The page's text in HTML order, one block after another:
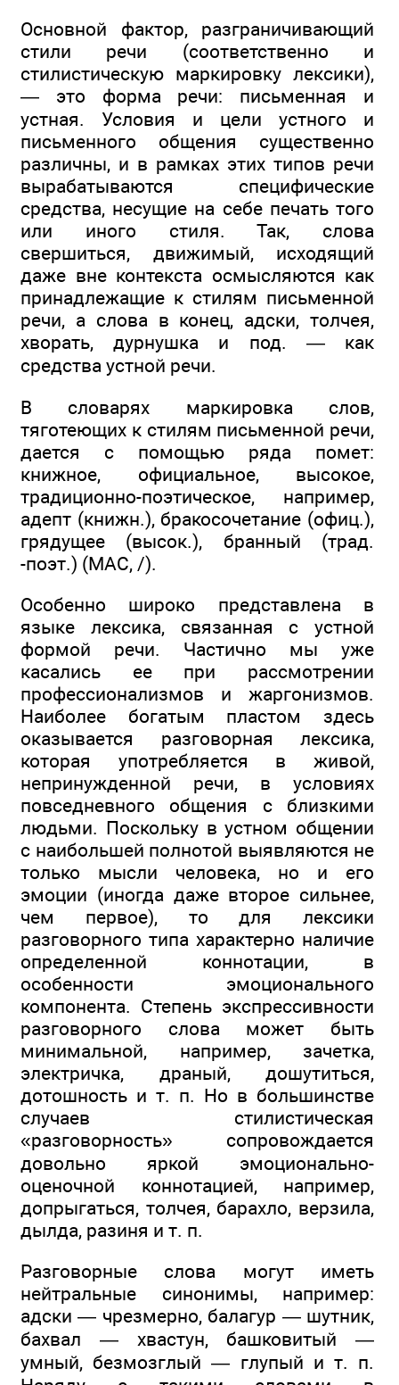
Основной фактор, разграничивающий
стили речи (соответственно и
стилистическую маркировку лексики),
— это форма речи: письменная и
устная. Условия и цели устного и
письменного общения существенно
различны, и в рамках этих типов речи
вырабатываются специфические
средства, несущие на себе печать того
или иного стиля. Так, слова
свершиться, движимый, исходящий
даже вне контекста осмысляются как
принадлежащие к стилям письменной
речи, а слова в конец, адски, толчея,
хворать, дурнушка и под. — как
средства устной речи.
В словарях маркировка слов,
тяготеющих к стилям письменной речи,
дается с помощью ряда помет:
книжное, официальное, высокое,
традиционно-поэтическое, например,
адепт (книжн.), бракосочетание (офиц.),
грядущее (высок.), бранный (трад.
-поэт.) (MAC, /).
Особенно широко представлена в
языке лексика, связанная с устной
формой речи. Частично мы уже
касались ее при рассмотрении
профессионализмов и жаргонизмов.
Наиболее богатым пластом здесь
оказывается разговорная лексика,
которая употребляется в живой,
непринужденной речи, в условиях
повседневного общения с близкими
людьми. Поскольку в устном общении
с наибольшей полнотой выявляются не
только мысли человека, но и его
эмоции (иногда даже второе сильнее,
чем первое), то для лексики
разговорного типа характерно наличие
определенной коннотации, в
особенности эмоционального
компонента. Степень экспрессивности
разговорного слова может быть
минимальной, например, зачетка,
электричка, драный, дошутиться,
дотошность и т. п. Но в большинстве
случаев стилистическая
«разговорность» сопровождается
довольно яркой эмоционально-
оценочной коннотацией, например,
допрыгаться, толчея, барахло, верзила,
дылда, разиня и т. п.
Разговорные слова могут иметь
нейтральные синонимы, например:
адски — чрезмерно, балагур — шутник,
бахвал — хвастун, башковитый —
умный, безмозглый — глупый и т. п.